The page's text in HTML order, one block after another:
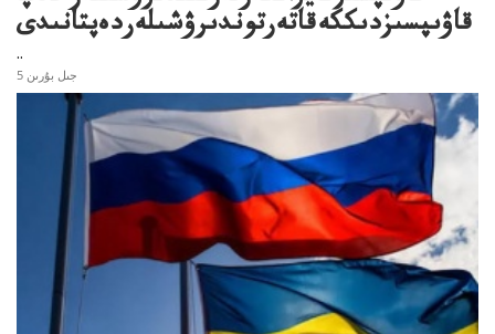
قاۋىپسىزدىككەقاتەرتوندىرۋشىلەردەپتانىدى
..
5 جىل بۇرىن